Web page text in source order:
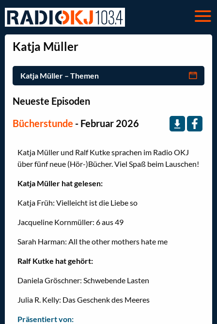
Katja Müller
Katja Müller – Themen
Neueste Episoden
Bücherstunde - Februar 2026
Katja Müller und Ralf Kutke sprachen im Radio OKJ
über fünf neue (Hör-)Bücher. Viel Spaß beim Lauschen!
Katja Müller hat gelesen:
Katja Früh: Vielleicht ist die Liebe so
Jacqueline Kornmüller: 6 aus 49
Sarah Harman: All the other mothers hate me
Ralf Kutke hat gehört:
Daniela Gröschner: Schwebende Lasten
Julia R. Kelly: Das Geschenk des Meeres
Präsentiert von: